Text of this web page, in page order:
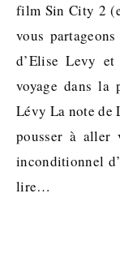
film Sin City 2
vous
d’Elise Levy
voyage dans la
Lévy La note de
pousser à
inconditionnel
lire…